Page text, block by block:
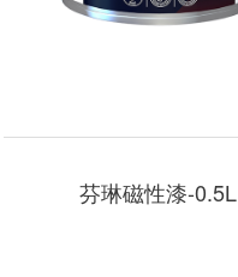
芬琳磁性漆-0.5L